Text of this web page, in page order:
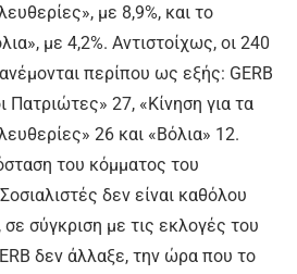
με 8,9%, και το
με 4,2%. Αντιστοίχως, οι 240
περίπου ως εξής: GERB
Πατριώτες» 27, «Κίνηση για τα
26 και «Βόλια» 12.
του κόμματος του
δεν είναι καθόλου
σύγκριση με τις εκλογές του
δεν άλλαξε, την ώρα που το